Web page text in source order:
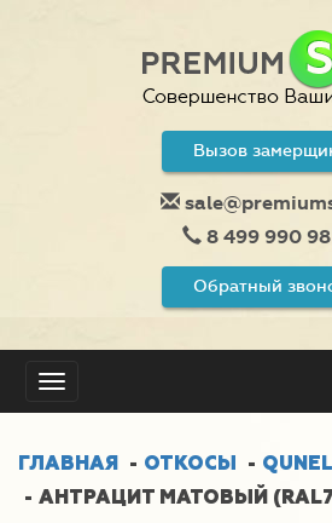
Вызов
8 499 990
Обратный
Toggle
ГЛАВНАЯ ОТКОСЫ
АНТРАЦИТ МАТОВЫЙ